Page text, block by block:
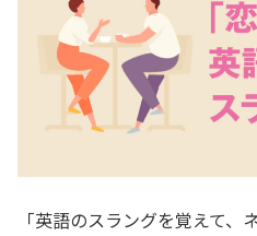
「英語のスラングを覚えて